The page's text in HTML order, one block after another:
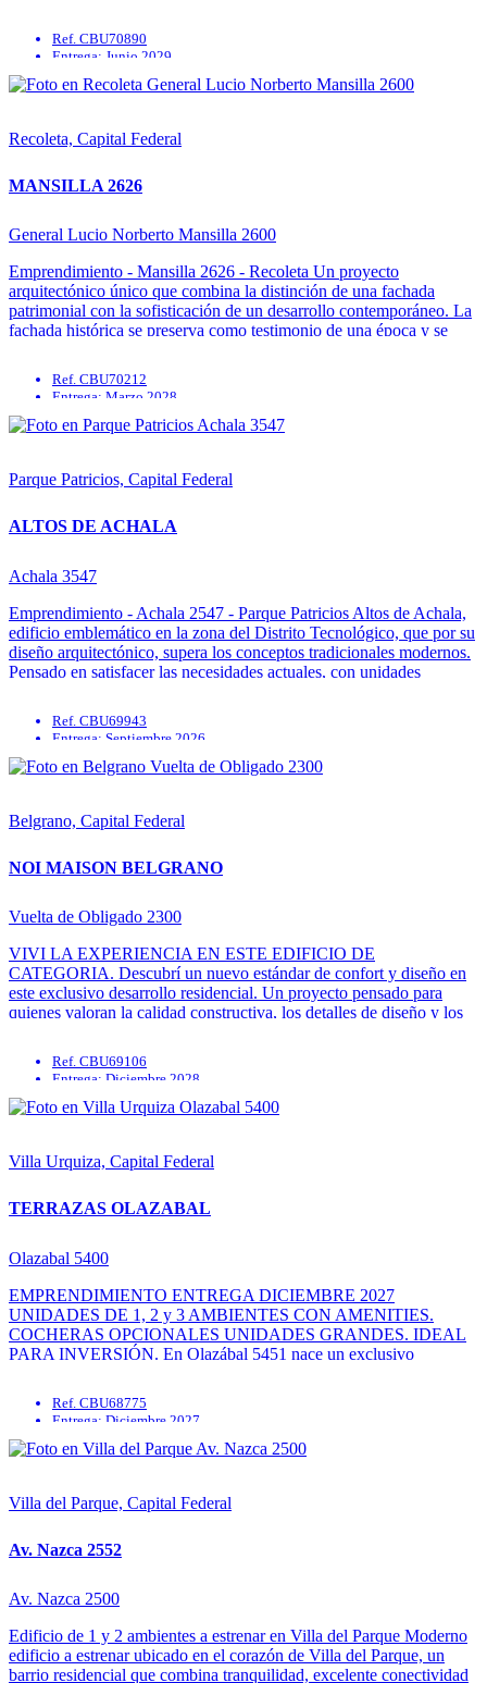
Ref. CBU70890
Entrega: Junio 2029
Calefacción
Recoleta, Capital Federal
MANSILLA 2626
General Lucio Norberto Mansilla 2600
Emprendimiento - Mansilla 2626 - Recoleta Un proyecto
arquitectónico único que combina la distinción de una fachada
patrimonial con la sofisticación de un desarrollo contemporáneo. La
fachada histórica se preserva como testimonio de una época y se
Ref. CBU70212
Entrega: Marzo 2028
Quincho
Parque Patricios, Capital Federal
ALTOS DE ACHALA
Achala 3547
Emprendimiento - Achala 2547 - Parque Patricios Altos de Achala,
edificio emblemático en la zona del Distrito Tecnológico, que por su
diseño arquitectónico, supera los conceptos tradicionales modernos.
Pensado en satisfacer las necesidades actuales, con unidades
Ref. CBU69943
Entrega: Septiembre 2026
Calefacción
Belgrano, Capital Federal
NOI MAISON BELGRANO
Vuelta de Obligado 2300
VIVI LA EXPERIENCIA EN ESTE EDIFICIO DE
CATEGORIA. Descubrí un nuevo estándar de confort y diseño en
este exclusivo desarrollo residencial. Un proyecto pensado para
quienes valoran la calidad constructiva, los detalles de diseño y los
Ref. CBU69106
Entrega: Diciembre 2028
Gimnasio
Villa Urquiza, Capital Federal
TERRAZAS OLAZABAL
Olazabal 5400
EMPRENDIMIENTO ENTREGA DICIEMBRE 2027
UNIDADES DE 1, 2 y 3 AMBIENTES CON AMENITIES.
COCHERAS OPCIONALES UNIDADES GRANDES. IDEAL
PARA INVERSIÓN. En Olazábal 5451 nace un exclusivo
pensados para el confort, este edificio ofrece ...
Ref. CBU68775
Entrega: Diciembre 2027
Gimnasio
Villa del Parque, Capital Federal
Av. Nazca 2552
Av. Nazca 2500
Edificio de 1 y 2 ambientes a estrenar en Villa del Parque Moderno
edificio a estrenar ubicado en el corazón de Villa del Parque, un
barrio residencial que combina tranquilidad, excelente conectividad